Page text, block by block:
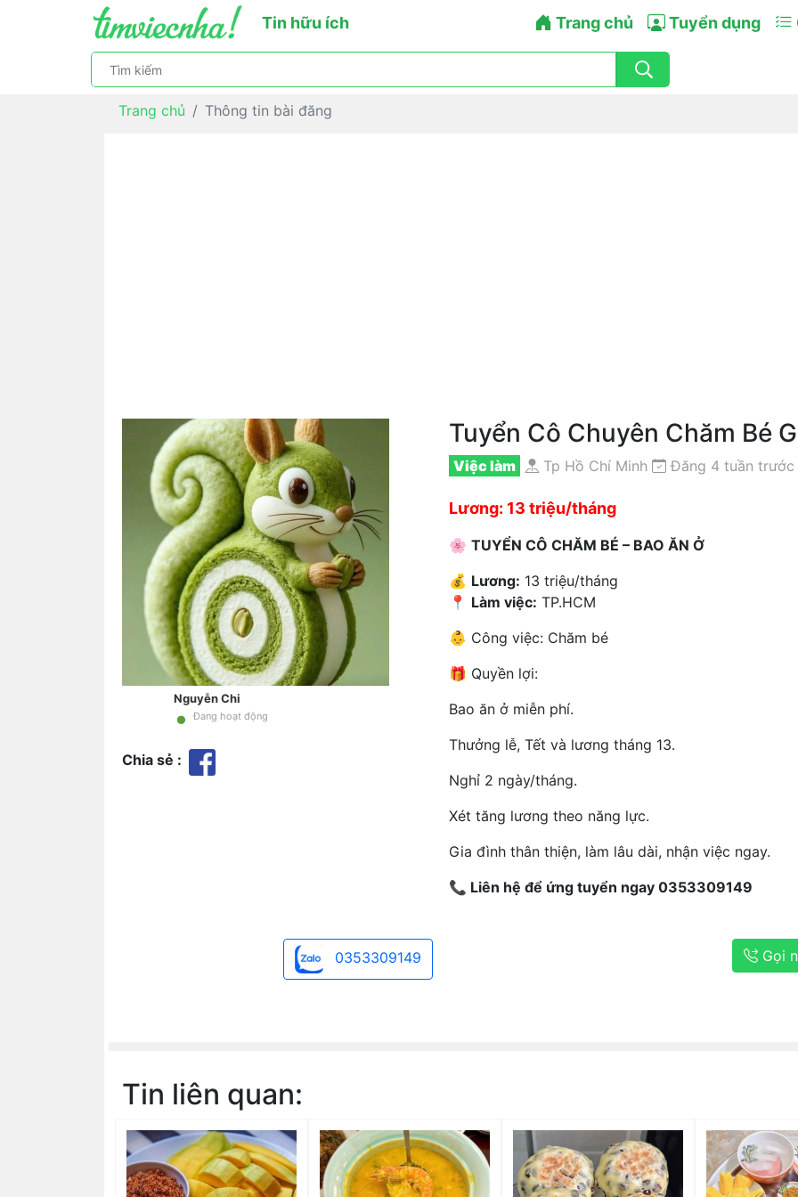
Tin hữu ích Trang chủ Tuyển dụng
Trang chủ Thông tin bài đăng
Nguyễn Chi
• Đang hoạt động
Chia sẻ :
Tuyển Cô Chuyên Chăm Bé
Việc làm Tp Hồ Chí Minh Đăng 4 tuần trước
Lương: 13 triệu/tháng
🌸 TUYỂN CÔ CHĂM BÉ – BAO ĂN Ở
💰 Lương: 13 triệu/tháng
📍 Làm việc: TP.HCM
👶 Công việc: Chăm bé
🎁 Quyền lợi:
Bao ăn ở miễn phí.
Thưởng lễ, Tết và lương tháng 13.
Nghỉ 2 ngày/tháng.
Xét tăng lương theo năng lực.
Gia đình thân thiện, làm lâu dài, nhận việc ngay.
📞 Liên hệ để ứng tuyển ngay 0353309149
0353309149 Gọi
Tin liên quan: